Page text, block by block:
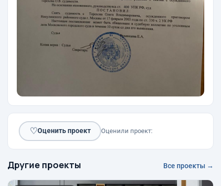
♡Оценить проект Оценили проект:
Другие проекты Все проекты →